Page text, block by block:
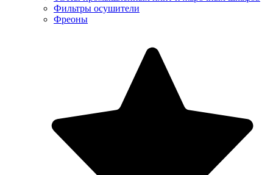
Фильтры осушители
Фреоны